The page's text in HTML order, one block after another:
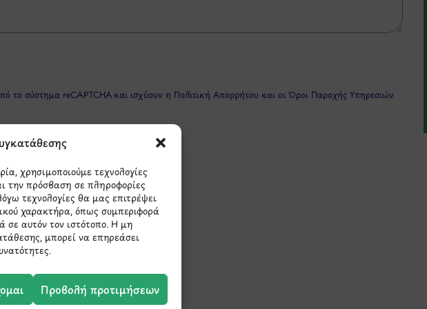
χρησιμοποιούμε τεχνολογίες
την πρόσβαση σε πληροφορίες
τεχνολογίες θα μας επιτρέψει
χαρακτήρα, όπως συμπεριφορά
σε αυτόν τον ιστότοπο. Η μη
μπορεί να επηρεάσει
Προβολή προτιμήσεων
το σύστημα reCAPTCHA και ισχύουν η Πολιτική Απορρήτου και οιΌροι Παροχής Υπηρεσιών
Μάθετε πρώτοι τα νέα και τις